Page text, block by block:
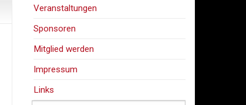
Veranstaltungen
Sponsoren
Mitglied werden
Impressum
Links